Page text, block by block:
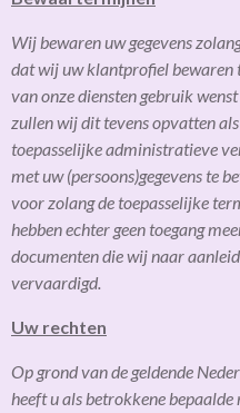
Wij bewaren uw gegevens
dat wij uw klantprofiel bewaren
van onze diensten gebruik
zullen wij dit tevens opvatten
toepasselijke administratieve
met uw (persoons)gegevens te
voor zolang de toepasselijke
hebben echter geen toegang
documenten die wij naar
vervaardigd.
Uw rechten
Op grond van de geldende
heeft u als betrokkene